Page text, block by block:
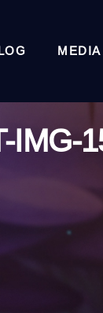
MEDIA
IMG-